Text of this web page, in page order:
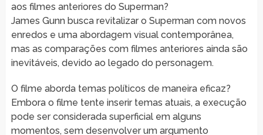
aos filmes anteriores do Superman?
James Gunn busca revitalizar o Superman com novos
enredos e uma abordagem visual contemporânea,
mas as comparações com filmes anteriores ainda são
inevitáveis, devido ao legado do personagem.
O filme aborda temas políticos de maneira eficaz?
Embora o filme tente inserir temas atuais, a execução
pode ser considerada superficial em alguns
momentos, sem desenvolver um argumento